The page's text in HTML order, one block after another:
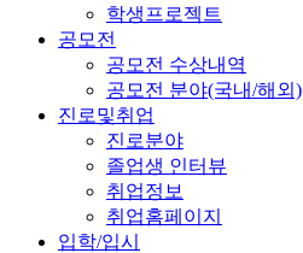
학생프로젝트
공모전
공모전 수상내역
공모전 분야(국내/해외)
진로및취업
진로분야
졸업생 인터뷰
취업정보
취업홈페이지
입학/입시